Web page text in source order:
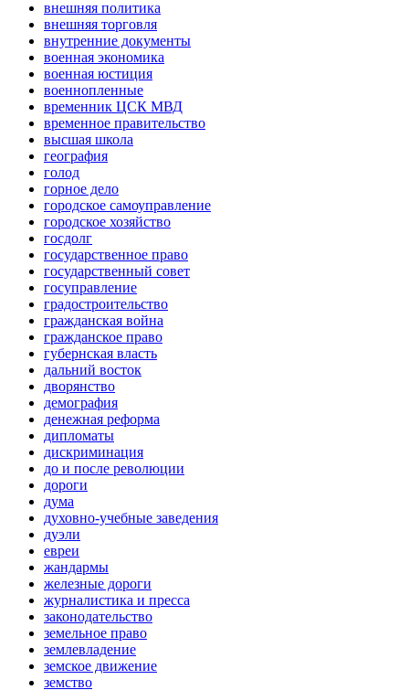
внешняя политика
внешняя торговля
внутренние документы
военная экономика
военная юстиция
военнопленные
временник ЦСК МВД
временное правительство
высшая школа
география
голод
горное дело
городское самоуправление
городское хозяйство
госдолг
государственное право
государственный совет
госуправление
градостроительство
гражданская война
гражданское право
губернская власть
дальний восток
дворянство
демография
денежная реформа
дипломаты
дискриминация
до и после революции
дороги
дума
духовно-учебные заведения
дуэли
евреи
жандармы
железные дороги
журналистика и пресса
законодательство
земельное право
землевладение
земское движение
земство